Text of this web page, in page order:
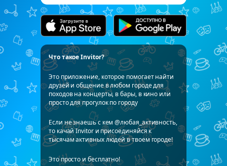
Что такое Invitor?
Это приложение, которое помогает найти
друзей и общение в любом городе для
походов на концерты, в бары, в кино или
просто для прогулок по городу
Если не знаешь с кем @любая_активность,
то качай Invitor и присоединяйся к
тысячам активных людей в твоем городе!
Это просто и бесплатно!